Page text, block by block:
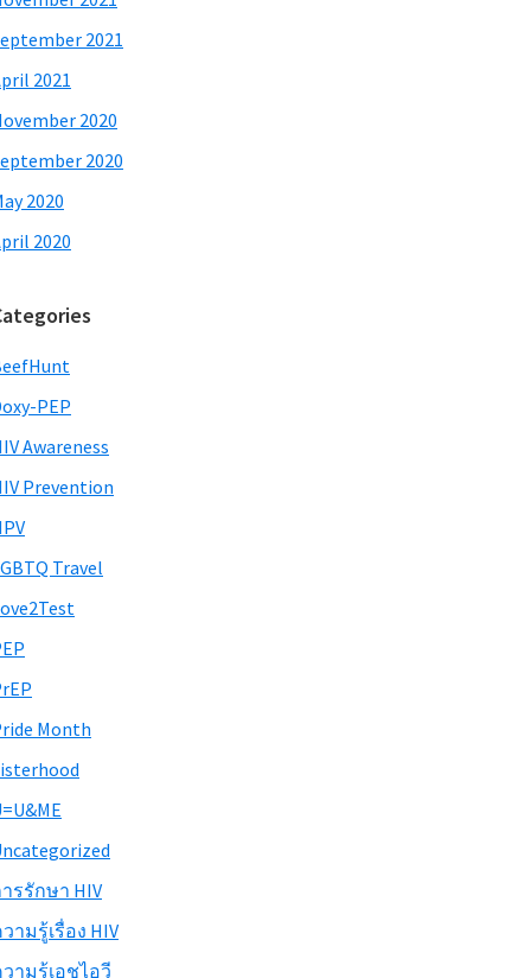
2021
2021
2020
2020
2020
2020
PEP
Awareness
Prevention
Travel
Month
รรักษา HIV
ามรู้เรื่อง HIV
ามรู้เอชไอวี